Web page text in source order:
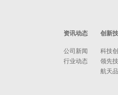
资讯动态
公司新闻
行业动态
创新
科技
领先
航天